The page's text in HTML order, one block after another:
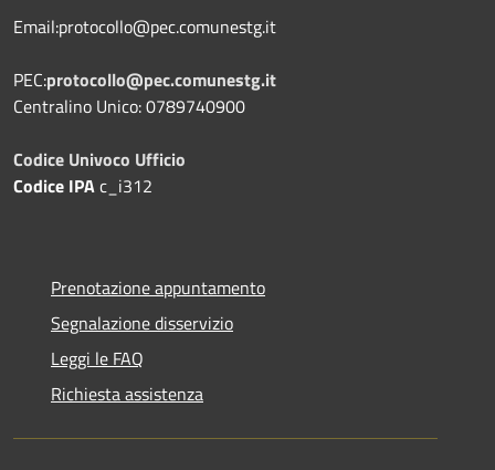
Email:protocollo@pec.comunestg.it
PEC:protocollo@pec.comunestg.it
Centralino Unico: 0789740900
Codice Univoco Ufficio
Codice IPAc_i312
Prenotazione appuntamento
Segnalazione disservizio
Leggi le FAQ
Richiesta assistenza